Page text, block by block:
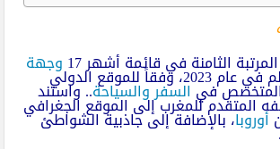
المرتبة الثامنة في قائمة أشهر 17 وجهة
في العالم في عام 2023، وفقاً للموقع الدولي
المتخصص فيالسفر والسياحة.. واستند
المتقدم للمغرب إلى الموقع الجغرافي
أوروبا، بالإضافة إلى جاذبية الشواطئ